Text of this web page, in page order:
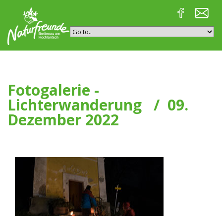
Fotogalerie -
Lichterwanderung / 09.
Dezember 2022